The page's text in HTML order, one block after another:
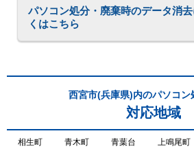
パソコン処分・廃棄時のデータ消
くはこちら
西宮市(兵庫県)内のパソコン
対応地域
相生町 青木町 青葉台 上鳴尾町